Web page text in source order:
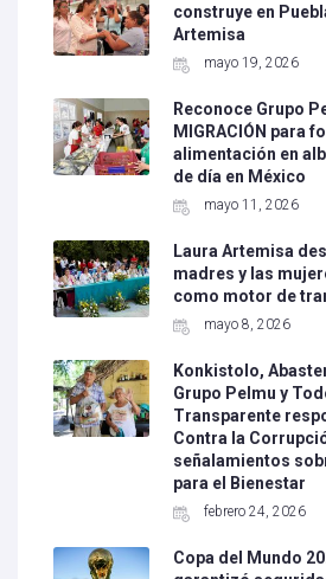
construye en
Artemisa
mayo 19, 2026
Reconoce Grupo
MIGRACIÓN para
alimentación en
de día en México
mayo 11, 2026
Laura Artemisa
madres y las
como motor de
mayo 8, 2026
Konkistolo,
Grupo Pelmu y
Transparente
Contra la
señalamientos
para el Bienestar
febrero 24, 2026
Copa del Mundo